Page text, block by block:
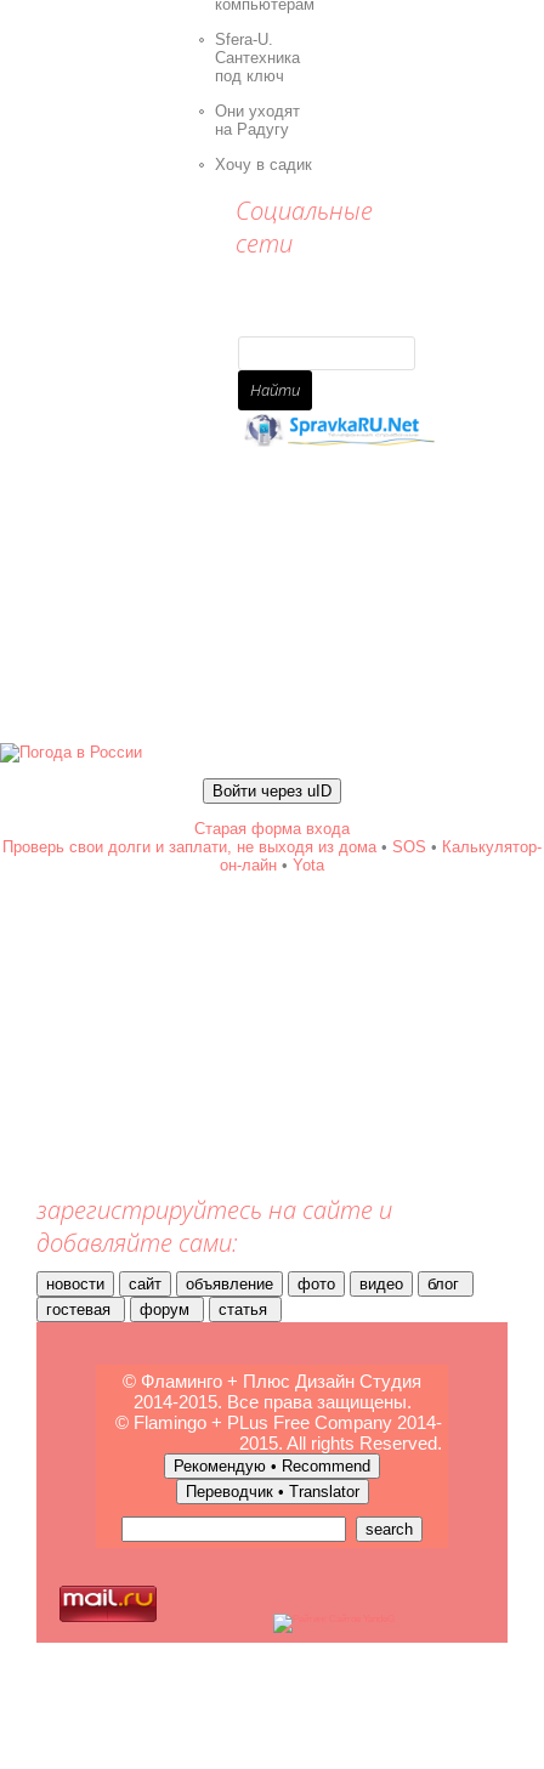
компьютерам
Sfera-U.
Сантехника
под ключ
Они уходят
на Радугу
Хочу в садик
Социальные
сети
Войти через uID
Старая форма входа
Проверь свои долги и заплати, не выходя из дома • SOS • Калькулятор-
он-лайн • Yota
зарегистрируйтесь на сайте и
добавляйте сами:
© Фламинго + Плюс Дизайн Студия
2014-2015. Все права защищены.
© Flamingo + PLus Free Company 2014-
2015. All rights Reserved.